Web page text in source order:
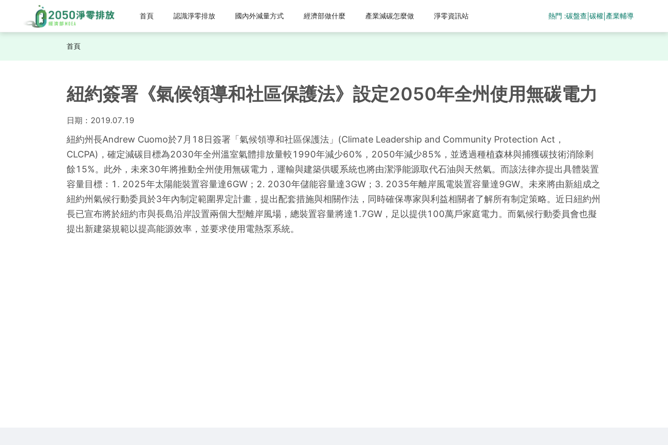
首頁 認識淨零排放 國內外減量方式 經濟部做什麼 產業減碳怎麼做 淨零資訊站 熱門 :碳盤查 |碳權 產業輔導
首頁
紐約簽署《氣候領導和社區保護法》設定2050年全州使用無碳電力
日期： 2019.07.19
紐約州長Andrew Cuomo於7月18日簽署「氣候領導和社區保護法」(Climate Leadership and Community Protection Act，
CLCPA)，確定減碳目標為2030年全州溫室氣體排放量較1990年減少60%，2050年減少85%，並透過種植森林與捕獲碳技術消除剩
餘15%。此外，未來30年將推動全州使用無碳電力，運輸與建築供暖系統也將由潔淨能源取代石油與天然氣。而該法律亦提出具體裝置
容量目標：1. 2025年太陽能裝置容量達6GW；2. 2030年儲能容量達3GW；3. 2035年離岸風電裝置容量達9GW。未來將由新組成之
紐約州氣候行動委員於3年內制定範圍界定計畫，提出配套措施與相關作法，同時確保專家與利益相關者了解所有制定策略。近日紐約州
長已宣布將於紐約市與長島沿岸設置兩個大型離岸風場，總裝置容量將達1.7GW，足以提供100萬戶家庭電力。而氣候行動委員會也擬
提出新建築規範以提高能源效率，並要求使用電熱泵系統。